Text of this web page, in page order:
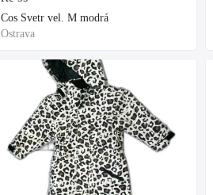
Cos Svetr vel. M modrá
Ostrava